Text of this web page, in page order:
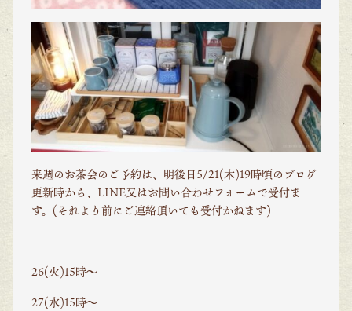
来週のお茶会のご予約は、明後日5/21(木)19時頃のブログ
更新時から、LINE又はお問い合わせフォームで受付ま
す。(それより前にご連絡頂いても受付かねます)
26(火)15時〜
27(水)15時〜